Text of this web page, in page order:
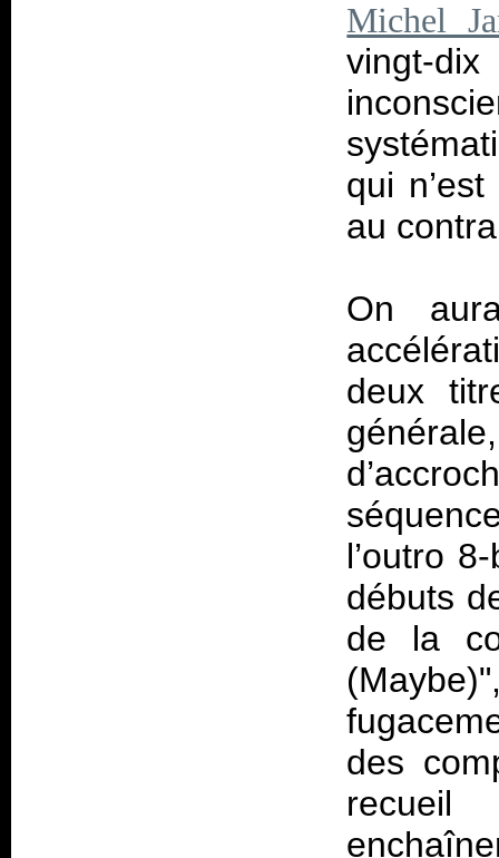
Michel
vingt-
qui
au
On
deux
l’outro
débuts
de la
des
recueil